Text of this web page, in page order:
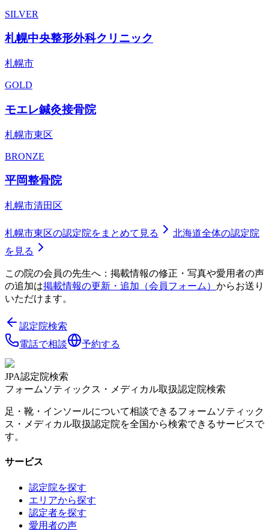
SILVER
札幌中央整形外科クリニック
札幌市
GOLD
モエレ鍼灸接骨院
札幌市東区
BRONZE
平岡整骨院
札幌市清田区
札幌市東区の認定院をまとめて見る 北海道全体の認定院
を見る
この院の会員の先生へ：掲載情報の修正・写真や愛用者の声
の追加は掲載情報の更新・追加（会員フォーム） からお送り
いただけます。
認定院検索
電話で相談
予約する
JPA認定院検索
フォームソティックス・メディカル取扱認定院検索
足・靴・インソールについて相談できるフォームソティック
ス・メディカル取扱認定院を全国から検索できるサービスで
す。
サービス
認定院を探す
エリアから探す
認定者を探す
愛用者の声